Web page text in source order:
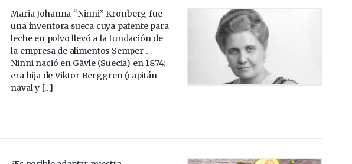
Maria Johanna “Ninni” Kronberg fue
una inventora sueca cuya patente para
leche en polvo llevó a la fundación de
la empresa de alimentos Semper .
Ninni nació en Gävle (Suecia) en 1874;
era hija de Viktor Berggren (capitán
naval y […]